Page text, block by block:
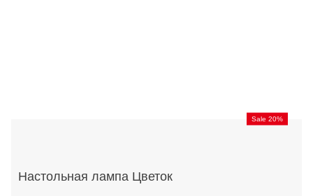
Sale 20%
Настольная лампа Цветок